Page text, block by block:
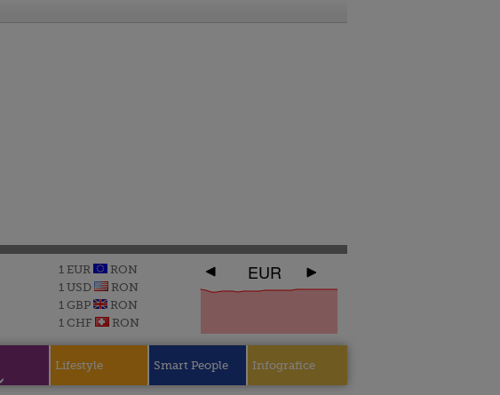
1 EUR
RON
1 USD
RON
1 GBP
RON
1 CHF
RON
EUR
Lifestyle Smart People Infografice